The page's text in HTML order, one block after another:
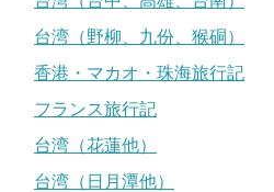
台湾（野柳、九份、猴硐）
香港・マカオ・珠海旅行記
フランス旅行記
台湾（花蓮他）
台湾（日月潭他）